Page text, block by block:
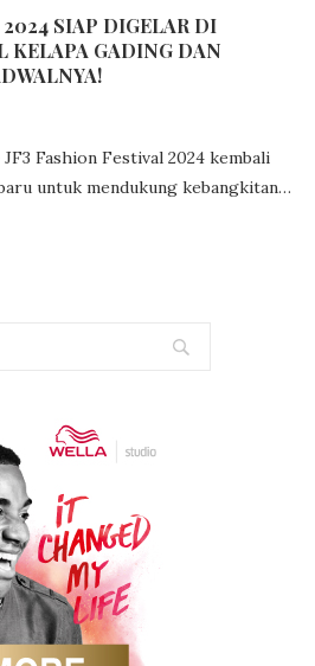
SIAP DIGELAR DI
KELAPA GADING DAN
Fashion Festival 2024 kembali
untuk mendukung kebangkitan…